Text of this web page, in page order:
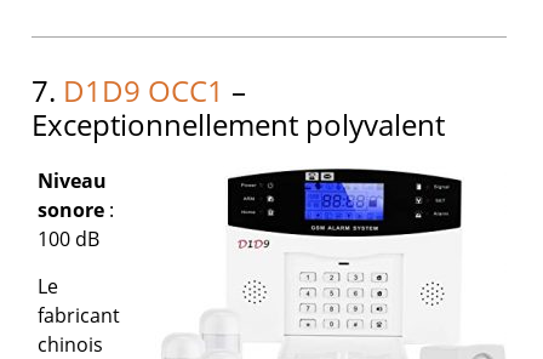
7. D1D9 OCC1 –
Exceptionnellement polyvalent
Niveau
sonore :
100 dB
Le
fabricant
chinois